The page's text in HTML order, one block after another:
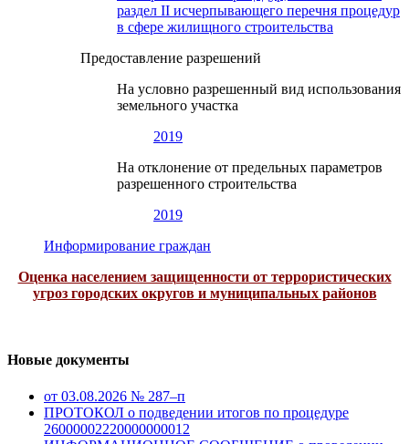
раздел II исчерпывающего перечня процедур
в сфере жилищного строительства
Предоставление разрешений
На условно разрешенный вид использования
земельного участка
2019
На отклонение от предельных параметров
разрешенного строительства
2019
Информирование граждан
Оценка населением защищенности от террористических
угроз городских округов и муниципальных районов
Новые документы
от 03.08.2026 № 287–п
ПРОТОКОЛ о подведении итогов по процедуре
26000002220000000012